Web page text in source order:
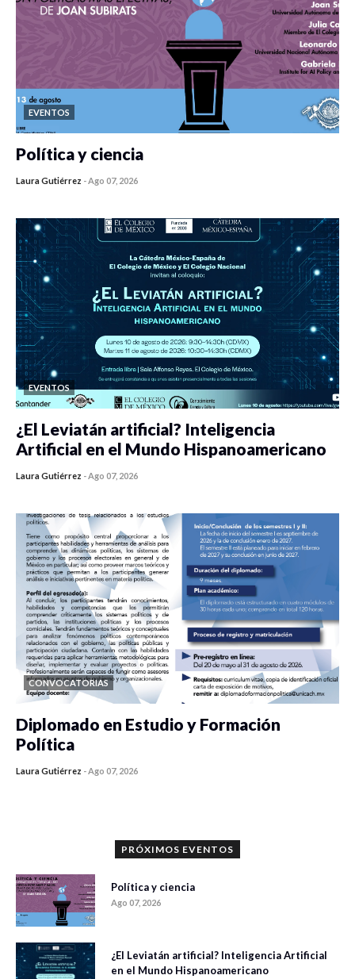
EVENTOS
Política y ciencia
Laura Gutiérrez -Ago 07, 2026
EVENTOS
¿El Leviatán artificial? Inteligencia
Artificial en el Mundo Hispanoamericano
Laura Gutiérrez -Ago 07, 2026
CONVOCATORIAS
Diplomado en Estudio y Formación
Política
Laura Gutiérrez -Ago 07, 2026
PRÓXIMOS EVENTOS
Política y ciencia
Ago 07, 2026
¿El Leviatán artificial? Inteligencia Artificial
en el Mundo Hispanoamericano